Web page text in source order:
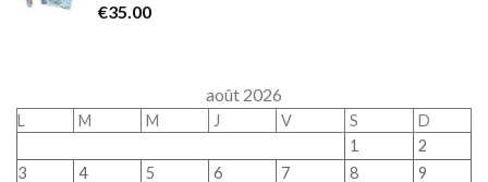
€35.00
août 2026
L M M J V S
D
1
2
3
4 5 6 7 8
9